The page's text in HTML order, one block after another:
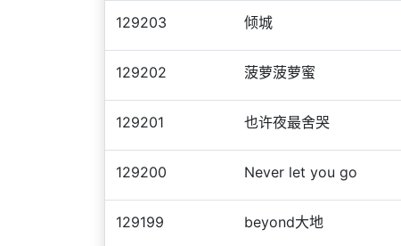
129203 倾城
129202 菠萝菠萝蜜
129201 也许夜最舍哭
129200 Never let you go
129199 beyond大地